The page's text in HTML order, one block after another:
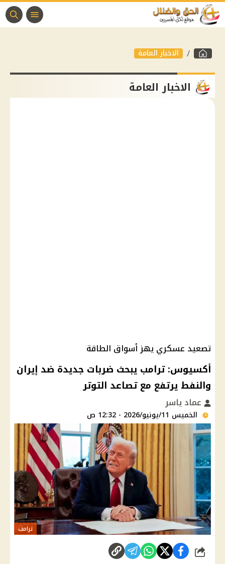
الاخبار العامة
الاخبار العامة
تصعيد عسكري يهز أسواق الطاقة
أكسيوس: ترامب يبحث ضربات جديدة ضد إيران
والنفط يرتفع مع تصاعد التوتر
عماد ياسر
الخميس 11/يونيو/2026 - 12:32 ص
ترامب
شارك